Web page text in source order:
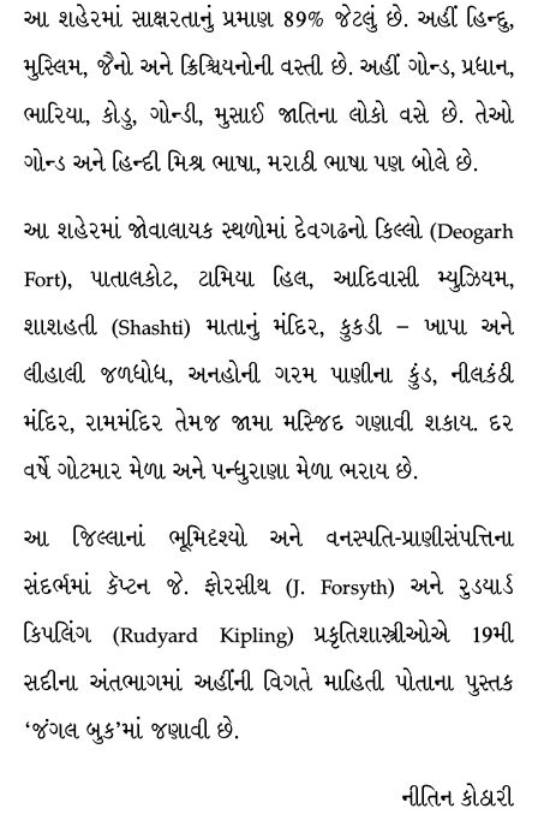
આ શહેરમાં સાક્ષરતાનું પ્રમાણ 89% જેટલું છે. અહીં હિન્દુ,
મુસ્લિમ, જૈનો અને ક્રિશ્ચિયનોની વસ્તી છે. અહીં ગોન્ડ, પ્રધાન,
ભારિયા, કોડુ, ગોન્ડી, મુસાઈ જાતિના લોકો વસે છે. તેઓ
ગોન્ડ અને હિન્દી મિશ્ર ભાષા, મરાઠી ભાષા પણ બોલે છે.
આ શહેરમાં જોવાલાયક સ્થળોમાં દેવગઢનો કિલ્લો (Deogarh
Fort), પાતાલકોટ, ટામિયા હિલ, આદિવાસી મ્યુઝિયમ,
શાશહતી (Shashti) માતાનું મંદિર, કુકડી – ખાપા અને
લીહાલી જળધોધ, અનહોની ગરમ પાણીના કુંડ, નીલકંઠી
મંદિર, રામમંદિર તેમજ જામા મસ્જિદ ગણાવી શકાય. દર
વર્ષે ગોટમાર મેળા અને પન્ધુરાણા મેળા ભરાય છે.
આ જિલ્લાનાં ભૂમિદૃશ્યો અને વનસ્પતિ-પ્રાણીસંપત્તિના
સંદર્ભમાં કૅપ્ટન જે. ફોરસીથ (J. Forsyth) અને રુડયાર્ડ
કિપલિંગ (Rudyard Kipling) પ્રકૃતિશાસ્ત્રીઓએ 19મી
સદીના અંતભાગમાં અહીંની વિગતે માહિતી પોતાના પુસ્તક
‘જંગલ બુક’માં જણાવી છે.
નીતિન કોઠારી